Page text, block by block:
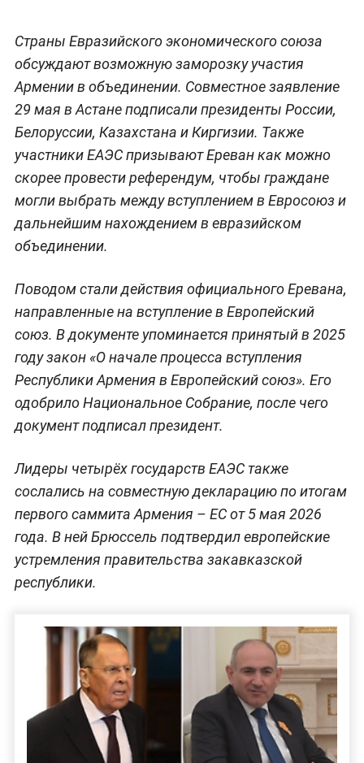
Страны Евразийского экономического союза
обсуждают возможную заморозку участия
Армении в объединении. Совместное заявление
29 мая в Астане подписали президенты России,
Белоруссии, Казахстана и Киргизии. Также
участники ЕАЭС призывают Ереван как можно
скорее провести референдум, чтобы граждане
могли выбрать между вступлением в Евросоюз и
дальнейшим нахождением в евразийском
объединении.
Поводом стали действия официального Еревана,
направленные на вступление в Европейский
союз. В документе упоминается принятый в 2025
году закон «О начале процесса вступления
Республики Армения в Европейский союз». Его
одобрило Национальное Собрание, после чего
документ подписал президент.
Лидеры четырёх государств ЕАЭС также
сослались на совместную декларацию по итогам
первого саммита Армения – ЕС от 5 мая 2026
года. В ней Брюссель подтвердил европейские
устремления правительства закавказской
республики.